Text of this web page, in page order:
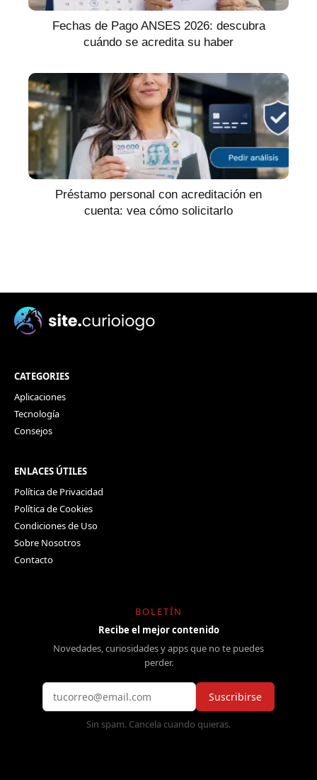
Fechas de Pago ANSES 2026: descubra
cuándo se acredita su haber
Préstamo personal con acreditación en
cuenta: vea cómo solicitarlo
CATEGORIES
Aplicaciones
Tecnología
Consejos
ENLACES ÚTILES
Política de Privacidad
Política de Cookies
Condiciones de Uso
Sobre Nosotros
Contacto
BOLETÍN
Recibe el mejor contenido
Novedades, curiosidades y apps que no te puedes
perder.
Suscribirse
Sin spam. Cancela cuando quieras.